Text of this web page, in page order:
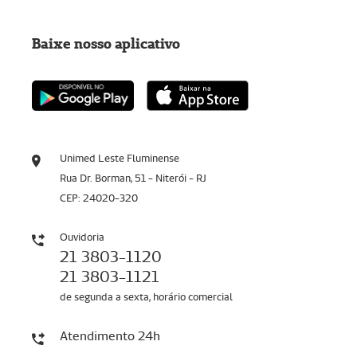
Unimed Leste Fluminense
Rua Dr. Borman, 51 - Niterói - RJ
CEP: 24020-320
Ouvidoria
21 3803-1120
21 3803-1121
de segunda a sexta, horário comercial
Atendimento 24h
Baixe nosso aplicativo